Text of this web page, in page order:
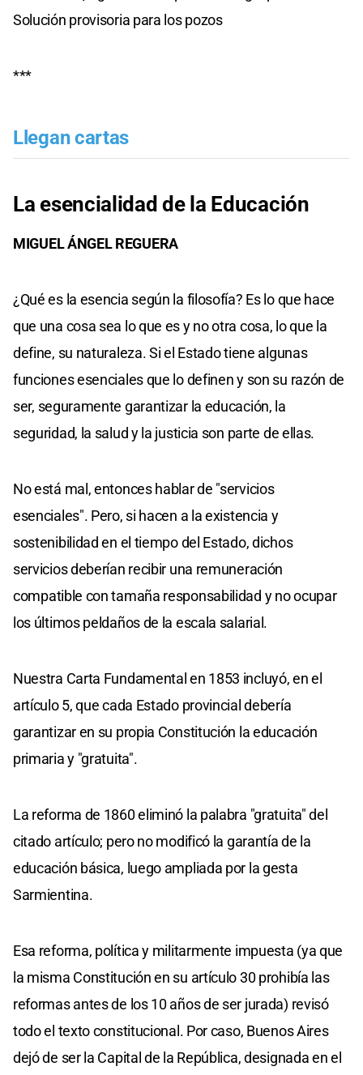
Solución provisoria para los pozos
***
Llegan cartas
La esencialidad de la Educación
MIGUEL ÁNGEL REGUERA
¿Qué es la esencia según la filosofía? Es lo que hace
que una cosa sea lo que es y no otra cosa, lo que la
define, su naturaleza. Si el Estado tiene algunas
funciones esenciales que lo definen y son su razón de
ser, seguramente garantizar la educación, la
seguridad, la salud y la justicia son parte de ellas.
No está mal, entonces hablar de "servicios
esenciales". Pero, si hacen a la existencia y
sostenibilidad en el tiempo del Estado, dichos
servicios deberían recibir una remuneración
compatible con tamaña responsabilidad y no ocupar
los últimos peldaños de la escala salarial.
Nuestra Carta Fundamental en 1853 incluyó, en el
artículo 5, que cada Estado provincial debería
garantizar en su propia Constitución la educación
primaria y "gratuita".
La reforma de 1860 eliminó la palabra "gratuita" del
citado artículo; pero no modificó la garantía de la
educación básica, luego ampliada por la gesta
Sarmientina.
Esa reforma, política y militarmente impuesta (ya que
la misma Constitución en su artículo 30 prohibía las
reformas antes de los 10 años de ser jurada) revisó
todo el texto constitucional. Por caso, Buenos Aires
dejó de ser la Capital de la República, designada en el